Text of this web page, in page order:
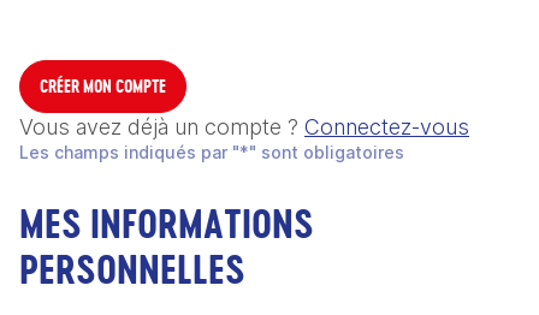
CRÉER MON COMPTE
Vous avez déjà un compte ? Connectez-vous
Les champs indiqués par "*" sont obligatoires
MES INFORMATIONS
PERSONNELLES